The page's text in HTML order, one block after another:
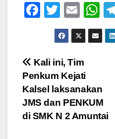
F
e
b
o
o
k
T
wi
tt
er
E
m
ail
W
h
at
p
p
Navigasi
pos
Kali ini, Tim
Penkum Kejati
Kalsel laksanakan
JMS dan PENKUM
di SMK N 2 Amuntai